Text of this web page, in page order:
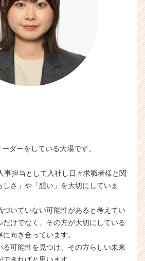
ダーをしている大場です。
事担当として入社し日々求職者様と関
さ」や「想い」を大切にしていま
づいていない可能性があると考えてい
だけでなく、その方が大切にしている
向き合っています。
る可能性を見つけ、その方らしい未来
きればと思います。